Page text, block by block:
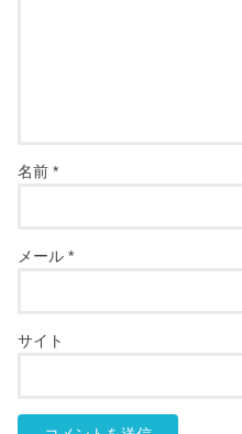
名前*
メール*
サイト